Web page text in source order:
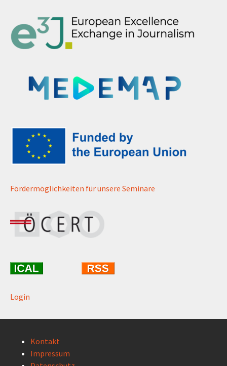
Fördermöglichkeiten für unsere Seminare
Login
Kontakt
Impressum